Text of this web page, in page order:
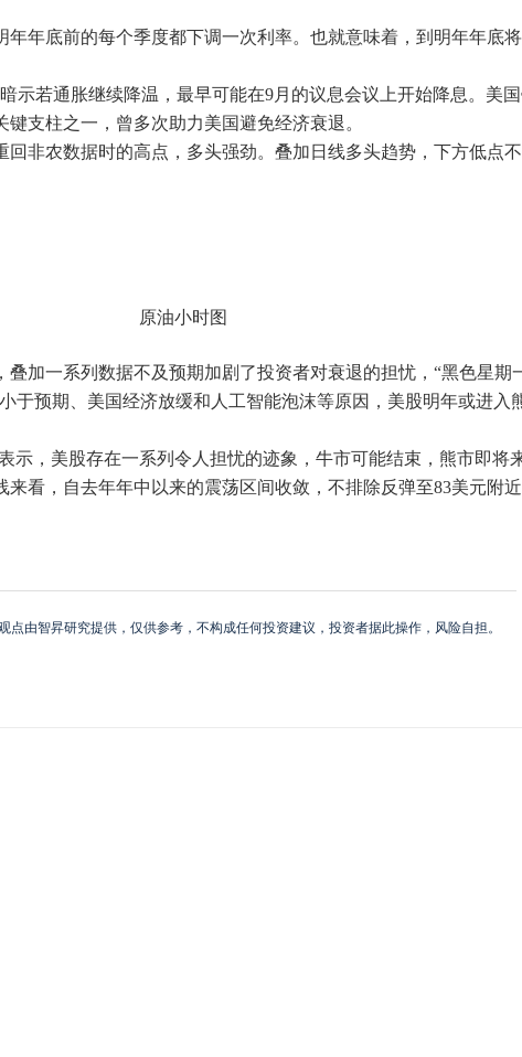
年底前的每个季度都下调一次利率。也就意味着，到明年年底
示若通胀继续降温，最早可能在9月的议息会议上开始降息。美
支柱之一，曾多次助力美国避免经济衰退。
非农数据时的高点，多头强劲。叠加日线多头趋势，下方低点
原油小时图
加一系列数据不及预期加剧了投资者对衰退的担忧，“黑色星期
于预期、美国经济放缓和人工智能泡沫等原因，美股明年或进
示，美股存在一系列令人担忧的迹象，牛市可能结束，熊市即将
看，自去年年中以来的震荡区间收敛，不排除反弹至83美元附近
点由智昇研究提供，仅供参考，不构成任何投资建议，投资者据此操作，风险自担。